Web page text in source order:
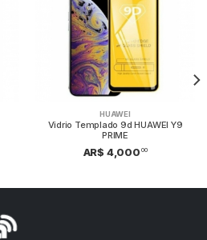
HUAWEI
Vidrio Templado 9d HUAWEI Y9
PRIME
AR$ 4,000 00